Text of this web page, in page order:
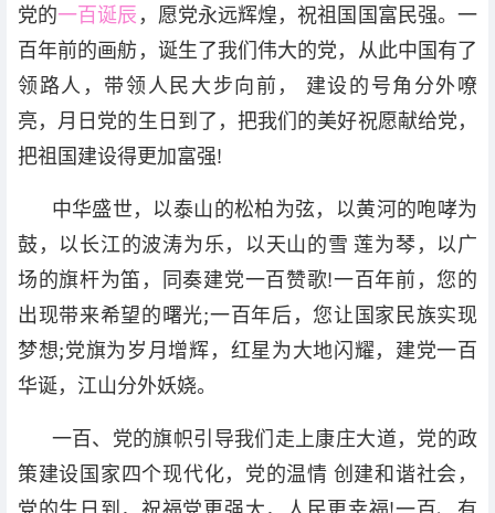
党的一百诞辰 ，愿党永远辉煌，祝祖国国富民强。一
百年前的画舫，诞生了我们伟大的党，从此中国有了
领路人，带领人民大步向前， 建设的号角分外嘹
亮，月日党的生日到了，把我们的美好祝愿献给党，
把祖国建设得更加富强!
中华盛世，以泰山的松柏为弦，以黄河的咆哮为
鼓，以长江的波涛为乐，以天山的雪 莲为琴，以广
场的旗杆为笛，同奏建党一百赞歌!一百年前，您的
出现带来希望的曙光;一百年后，您让国家民族实现
梦想;党旗为岁月增辉，红星为大地闪耀，建党一百
华诞，江山分外妖娆。
一百、党的旗帜引导我们走上康庄大道，党的政
策建设国家四个现代化，党的温情 创建和谐社会，